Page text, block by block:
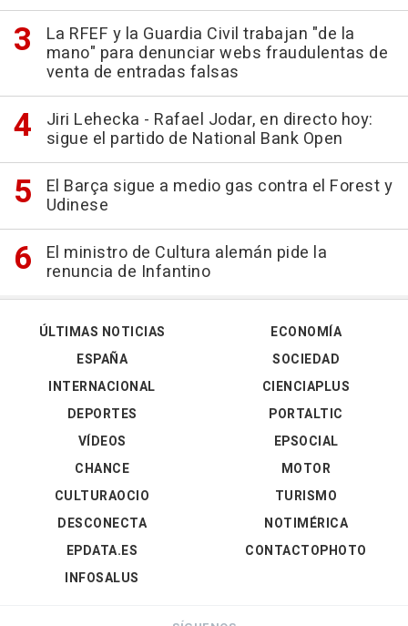
La RFEF y la Guardia Civil trabajan "de la
mano" para denunciar webs fraudulentas de
venta de entradas falsas
Jiri Lehecka - Rafael Jodar, en directo hoy:
sigue el partido de National Bank Open
El Barça sigue a medio gas contra el Forest y
Udinese
El ministro de Cultura alemán pide la
renuncia de Infantino
ÚLTIMAS NOTICIAS
ESPAÑA
INTERNACIONAL
DEPORTES
VÍDEOS
ECONOMÍA
SOCIEDAD
CIENCIAPLUS
PORTALTIC
EPSOCIAL
CHANCE
CULTURAOCIO
DESCONECTA
EPDATA.ES
INFOSALUS
MOTOR
TURISMO
NOTIMÉRICA
CONTACTOPHOTO